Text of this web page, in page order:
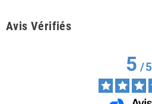
Avis Vérifiés
5/5